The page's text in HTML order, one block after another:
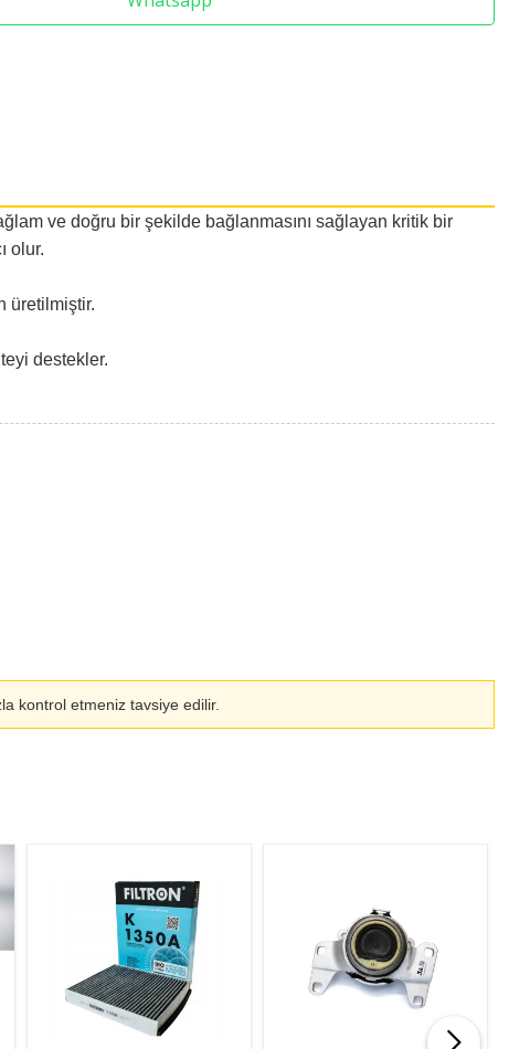
ve doğru bir şekilde bağlanmasını sağlayan kritik bir
olur.
üretilmiştir.
destekler.
kontrol etmeniz tavsiye edilir.